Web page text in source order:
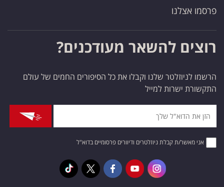
פרסמו אצלנו
רוצים להשאר מעודכנים?
הרשמו לניוזלטר שלנו וקבלו את כל הסיפורים החמים של עולם
התקשורת ישרות למייל
אני מאשר/ת קבלת ניוזלטרים ודיוורים פרסומיים בדוא"ל